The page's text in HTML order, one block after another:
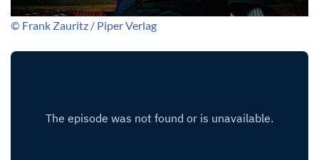
© Frank Zauritz / Piper Verlag